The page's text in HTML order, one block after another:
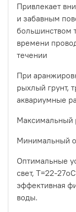
Привлекает
и забавным
большинством
времени
течении
При
рыхлый грунт,
аквариумные
Максимальный
Минимальный
Оптимальные
свет, Т=22-
эффективная
воды.